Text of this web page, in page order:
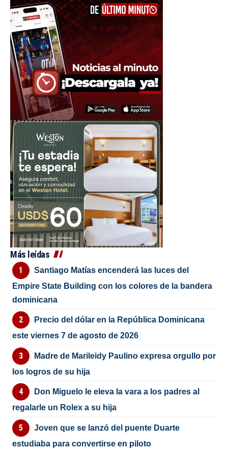
Más leídas
Santiago Matías encenderá las luces del
Empire State Building con los colores de la bandera
dominicana
Precio del dólar en la República Dominicana
este viernes 7 de agosto de 2026
Madre de Marileidy Paulino expresa orgullo por
los logros de su hija
Don Miguelo le eleva la vara a los padres al
regalarle un Rolex a su hija
Joven que se lanzó del puente Duarte
estudiaba para convertirse en piloto